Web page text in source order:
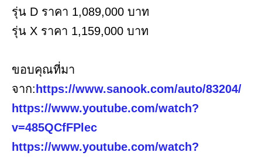
รุ่น D ราคา 1,089,000 บาท
รุ่น X ราคา 1,159,000 บาท
ขอบคุณที่มา
จาก: https://www.sanook.com/auto/83204/
https://www.youtube.com/watch?
v=485QCfFPlec
https://www.youtube.com/watch?